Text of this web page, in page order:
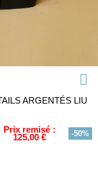
ARGENTÉS LIU
Prix remisé :
125,00 € -50%